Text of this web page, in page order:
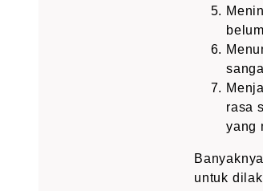
rasa
yang
untuk